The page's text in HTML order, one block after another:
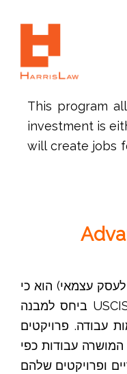
This program
investment is
will create jobs
לעסק עצמאי) הוא כי
כמה פרויקטים להשקעה יכול להיות מאושר מראש על ידי USCIS ביחס למבנה
עבודה. פרויקטים
המושרה עבודות כפי
ופרויקטים שלהם